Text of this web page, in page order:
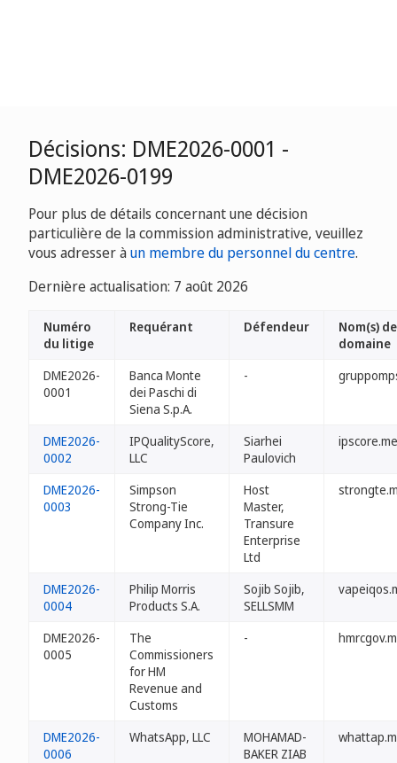
Décisions: DME2026-0001 -
DME2026-0199
Pour plus de détails concernant une décision
particulière de la commission administrative, veuillez
vous adresser àun membre du personnel du centre.
Dernière actualisation: 7 août 2026
Numéro
du litige
Requérant Défendeur
Nom(s) de
domaine
DME2026-
0001
Banca Monte
dei Paschi di
Siena S.p.A.
-
DME2026-
0002
IPQualityScore,
LLC
Siarhei
Paulovich
ipscore.me
DME2026-
0003
Simpson
Strong-Tie
Company Inc.
Host
Master,
Transure
Enterprise
Ltd
DME2026-
0004
Philip Morris
Products S.A.
Sojib Sojib,
SELLSMM
DME2026-
0005
The
Commissioners
for HM
Revenue and
Customs
-
DME2026-
0006
WhatsApp, LLC
MOHAMAD-
BAKER ZIAB